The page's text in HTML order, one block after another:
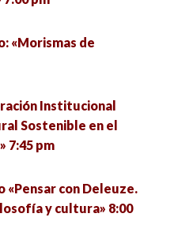
teóricas
Conacyt 312027,
7:30 pm
al
teóricos en el
«Morismas de
Institucional
Sostenible en el
7:45 pm
«Pensar con Deleuze.
y cultura» 8:00